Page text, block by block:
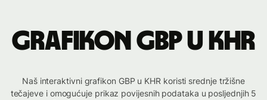
Grafikon GBP u KHR
Naš interaktivni grafikon GBP u KHR koristi srednje tržišne
tečajeve i omogućuje prikaz povijesnih podataka u posljednjih 5